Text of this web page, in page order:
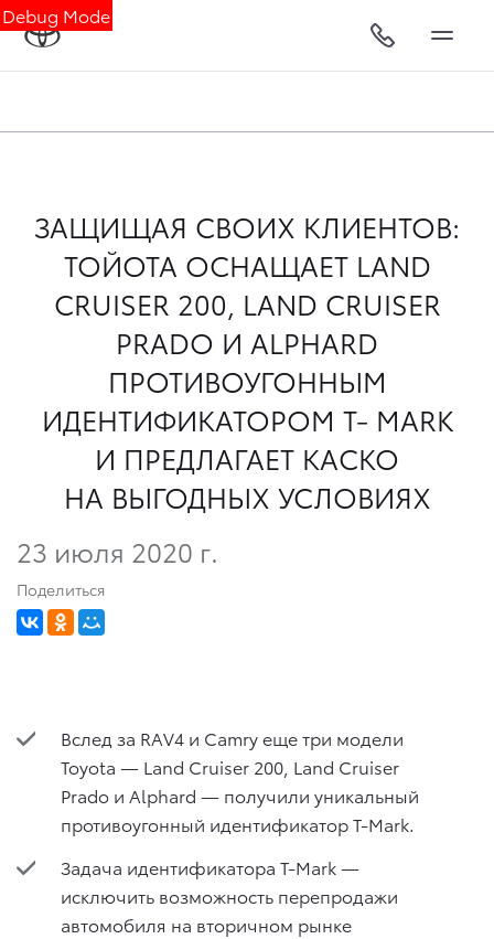
Debug Mode
ЗАЩИЩАЯ СВОИХ КЛИЕНТОВ:
ТОЙОТА ОСНАЩАЕТ LAND
CRUISER 200, LAND CRUISER
PRADO И ALPHARD
ПРОТИВОУГОННЫМ
ИДЕНТИФИКАТОРОМ Т- MARK
И ПРЕДЛАГАЕТ КАСКО
НА ВЫГОДНЫХ УСЛОВИЯХ
23 июля 2020 г.
Поделиться
Вслед за RAV4 и Camry еще три модели
Toyota — Land Cruiser 200, Land Cruiser
Prado и Alphard — получили уникальный
противоугонный идентификатор T-Mark.
Задача идентификатора T-Mark —
исключить возможность перепродажи
автомобиля на вторичном рынке